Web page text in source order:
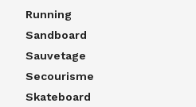
Running
Sandboard
Sauvetage
Secourisme
Skateboard